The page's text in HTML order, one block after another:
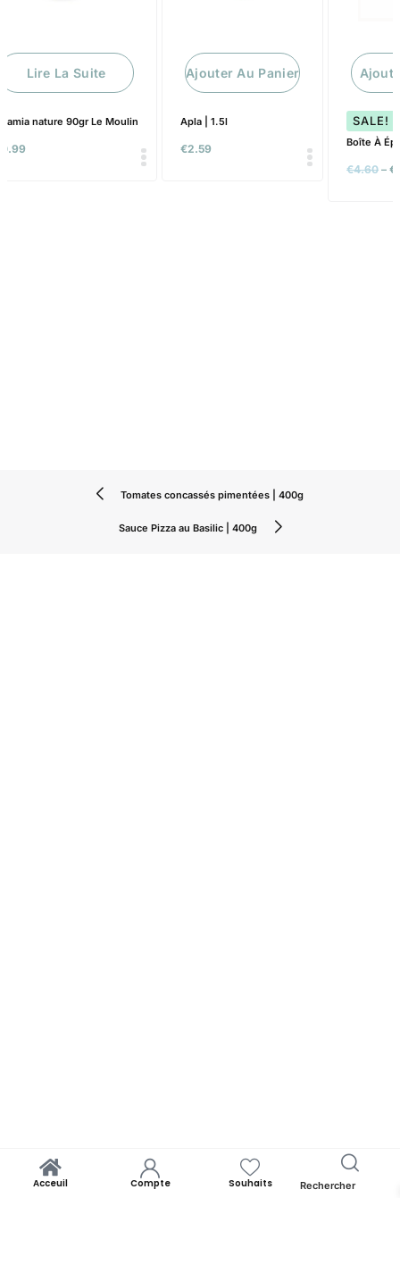
0.99
nature 90gr Le Moulin
Lire La Suite
€2.59
Apla | 1.5l
Ajouter Au Panier
€4.60 –€
Boîte À
SALE!
Tomates concassés pimentées | 400g
Sauce Pizza au Basilic | 400g
Acceuil Compte Souhaits Rechercher